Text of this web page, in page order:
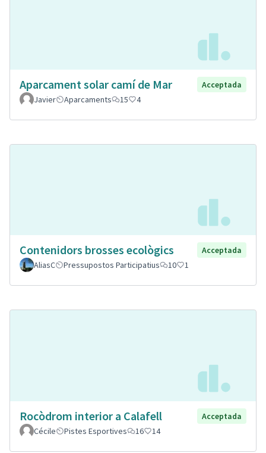
Aparcament solar camí de Mar
Acceptada
Javier
Aparcaments 15 4
Contenidors brosses ecològics
Acceptada
AliasC
Pressupostos Participatius 10 1
Rocòdrom interior a Calafell
Acceptada
Cécile
Pistes Esportives 16 14